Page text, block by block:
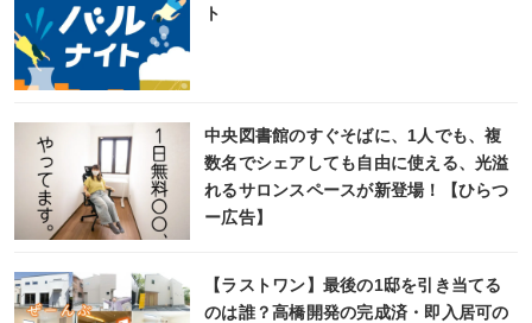
ト
中央図書館のすぐそばに、1人でも、複
数名でシェアしても自由に使える、光溢
れるサロンスペースが新登場！【ひらつ
ー広告】
【ラストワン】最後の1邸を引き当てる
のは誰？高橋開発の完成済・即入居可の